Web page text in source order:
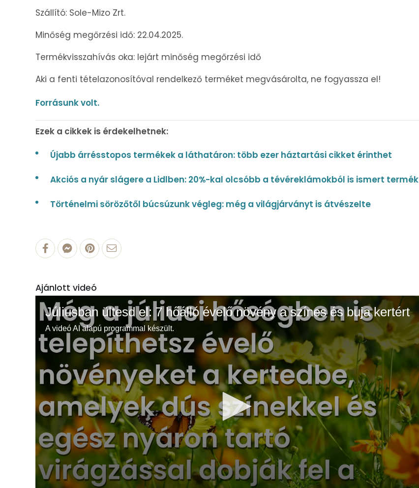
Szállító: Sole-Mizo Zrt.
Minőség megőrzési idő: 22.04.2025.
Termékvisszahívás oka: lejárt minőség megőrzési idő
Aki a fenti tételazonosítóval rendelkező terméket megvásárolta, ne fogyassza el!
Forrásunk volt.
Ezek a cikkek is érdekelhetnek:
Újabb árrésstopos termékek a láthatáron: több ezer háztartási cikket érinthet
Akciós a nyár slágere a Lidlben: 20%-kal olcsóbb a tévéreklámokból is ismert termék
Történelmi sörözőtől búcsúzunk végleg: még a világjárványt is átvészelte
Ajánlott videó
Júliusban ültesd el: 7 hőálló évelő növény a színes és buja kertért
A videó AI alapú programmal készült.